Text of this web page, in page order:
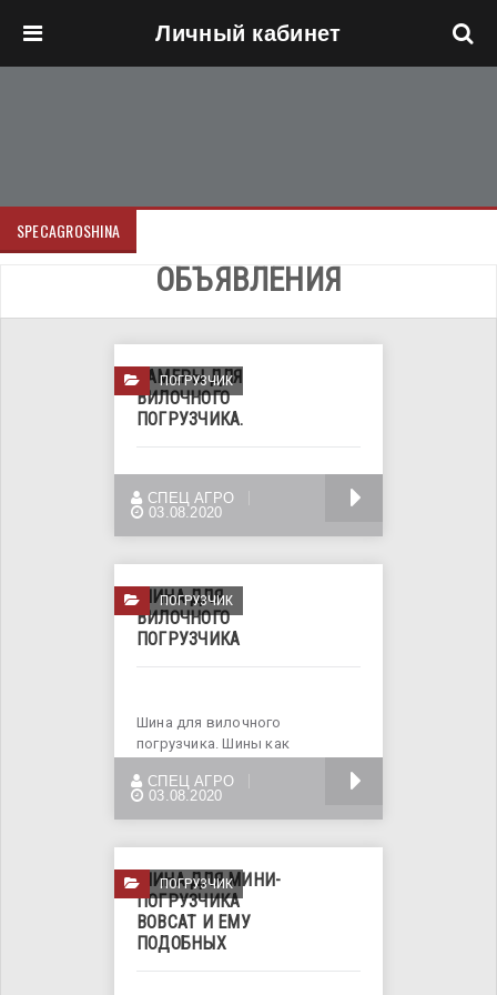
Личный кабинет
SPECAGROSHINA
ОБЪЯВЛЕНИЯ
ПОГРУЗЧИК
КАМЕРЫ ДЛЯ
ВИЛОЧНОГО
ПОГРУЗЧИКА.
Нет описания
СПЕЦ АГРО
03.08.2020
ПОГРУЗЧИК
ШИНА ДЛЯ
ВИЛОЧНОГО
ПОГРУЗЧИКА
Шина для вилочного
погрузчика. Шины как
цельнолитые. Шины
СПЕЦ АГРО
03.08.2020
ПОГРУЗЧИК
ШИНА ДЛЯ МИНИ-
ПОГРУЗЧИКА
BOBCAT И ЕМУ
ПОДОБНЫХ